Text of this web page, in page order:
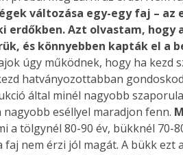
változása egy-egy faj –
erdőkben. Azt olvastam,
és könnyebben kapták el a
úgy működnek, hogy ha kezd
hatványozottabban
által minél nagyobb
eséllyel maradjon fenn.
a tölgynél 80-90 év, bükknél 70-
nem érzi jól magát. A bükk ezt